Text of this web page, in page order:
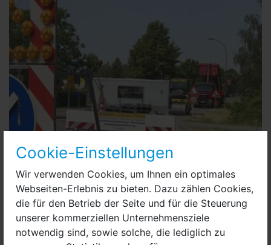
Cookie-Einstellungen
Wir verwenden Cookies, um Ihnen ein optimales
Webseiten-Erlebnis zu bieten. Dazu zählen Cookies,
die für den Betrieb der Seite und für die Steuerung
unserer kommerziellen Unternehmensziele
notwendig sind, sowie solche, die lediglich zu
Asphaltarbeiten stehen in Nauen an.jpg